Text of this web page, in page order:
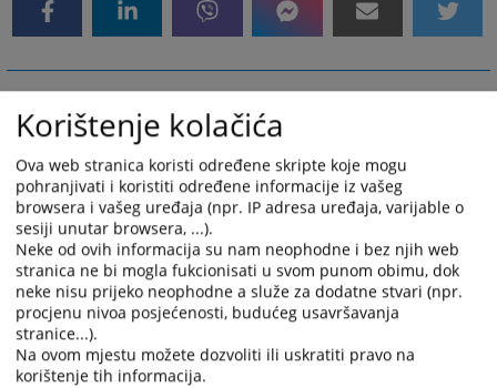
Korištenje kolačića
Ova web stranica koristi određene skripte koje mogu
pohranjivati i koristiti određene informacije iz vašeg
browsera i vašeg uređaja (npr. IP adresa uređaja, varijable o
sesiji unutar browsera, ...).
Neke od ovih informacija su nam neophodne i bez njih web
stranica ne bi mogla fukcionisati u svom punom obimu, dok
neke nisu prijeko neophodne a služe za dodatne stvari (npr.
procjenu nivoa posjećenosti, budućeg usavršavanja
stranice...).
Na ovom mjestu možete dozvoliti ili uskratiti pravo na
korištenje tih informacija.